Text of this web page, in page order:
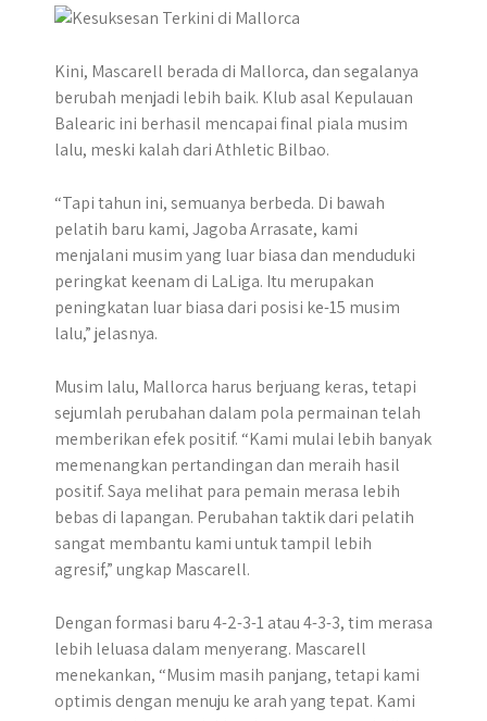
Kini, Mascarell berada di Mallorca, dan segalanya
berubah menjadi lebih baik. Klub asal Kepulauan
Balearic ini berhasil mencapai final piala musim
lalu, meski kalah dari Athletic Bilbao.
“Tapi tahun ini, semuanya berbeda. Di bawah
pelatih baru kami, Jagoba Arrasate, kami
menjalani musim yang luar biasa dan menduduki
peringkat keenam di LaLiga. Itu merupakan
peningkatan luar biasa dari posisi ke-15 musim
lalu,” jelasnya.
Musim lalu, Mallorca harus berjuang keras, tetapi
sejumlah perubahan dalam pola permainan telah
memberikan efek positif. “Kami mulai lebih banyak
memenangkan pertandingan dan meraih hasil
positif. Saya melihat para pemain merasa lebih
bebas di lapangan. Perubahan taktik dari pelatih
sangat membantu kami untuk tampil lebih
agresif,” ungkap Mascarell.
Dengan formasi baru 4-2-3-1 atau 4-3-3, tim merasa
lebih leluasa dalam menyerang. Mascarell
menekankan, “Musim masih panjang, tetapi kami
optimis dengan menuju ke arah yang tepat. Kami